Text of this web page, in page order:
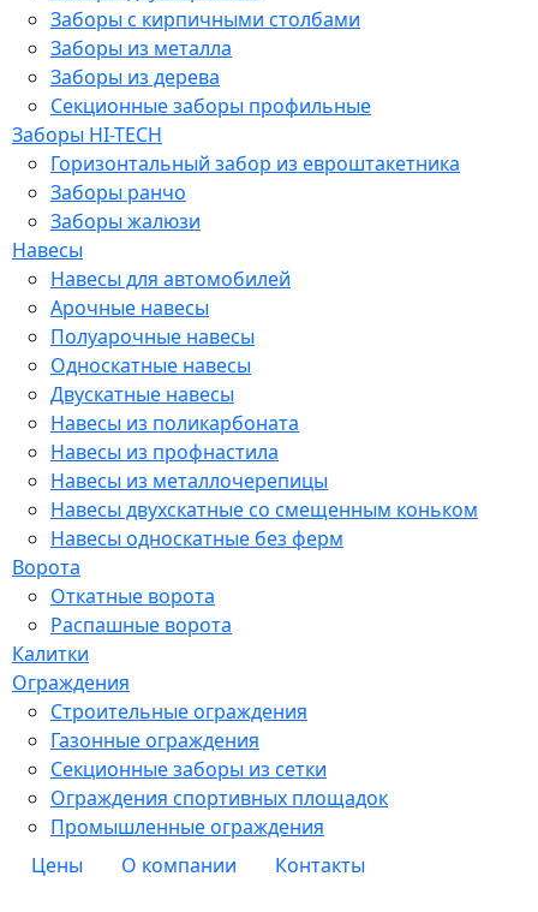
Заборы с кирпичными столбами
Заборы из металла
Заборы из дерева
Секционные заборы профильные
Заборы HI-TECH
Горизонтальный забор из евроштакетника
Заборы ранчо
Заборы жалюзи
Навесы
Навесы для автомобилей
Арочные навесы
Полуарочные навесы
Односкатные навесы
Двускатные навесы
Навесы из поликарбоната
Навесы из профнастила
Навесы из металлочерепицы
Навесы двухскатные со смещенным коньком
Навесы односкатные без ферм
Ворота
Откатные ворота
Распашные ворота
Калитки
Ограждения
Строительные ограждения
Газонные ограждения
Секционные заборы из сетки
Ограждения спортивных площадок
Промышленные ограждения
Цены
О компании Контакты